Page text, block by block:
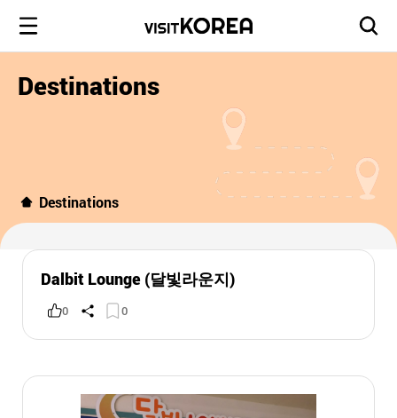
Destinations
Destinations
Dalbit Lounge (달빛라운지)
0 0